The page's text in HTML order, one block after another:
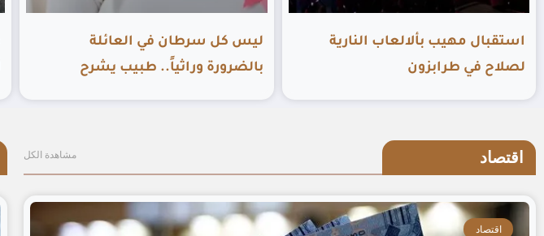
استقبال مهيب بألالعاب النارية
لصلاح في طرابزون
ليس كل سرطان في العائلة
بالضرورة وراثياً.. طبيب يشرح
اقتصاد مشاهدة الكل
اقتصاد